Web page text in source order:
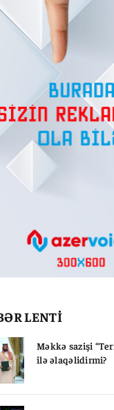
LENTİ
Məkkə sazişi
ilə əlaqəlidirmi?